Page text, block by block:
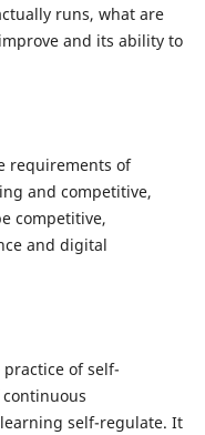
runs, what are
and its ability to
requirements of
and competitive,
competitive,
and digital
of self-
self-regulate. It